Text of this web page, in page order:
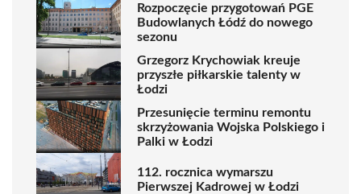
Rozpoczęcie przygotowań PGE
Budowlanych Łódź do nowego
sezonu
Grzegorz Krychowiak kreuje
przyszłe piłkarskie talenty w
Łodzi
Przesunięcie terminu remontu
skrzyżowania Wojska Polskiego i
Palki w Łodzi
112. rocznica wymarszu
Pierwszej Kadrowej w Łodzi